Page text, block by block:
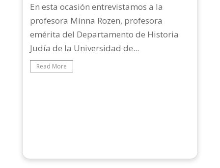
En esta ocasión entrevistamos a la
profesora Minna Rozen, profesora
emérita del Departamento de Historia
Judía de la Universidad de...
Read More